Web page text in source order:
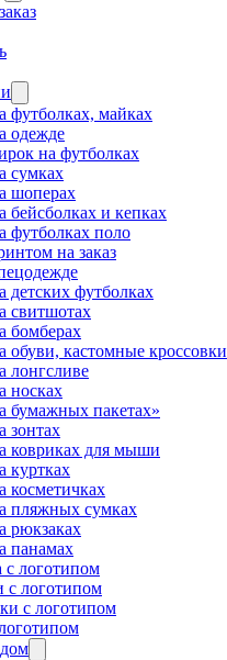
футболках, майках
одежде
на футболках
сумках
шоперах
бейсболках и кепках
футболках поло
на заказ
детских футболках
свитшотах
бомберах
обуви, кастомные кроссовки
лонгсливе
носках
бумажных пакетах»
зонтах
ковриках для мыши
куртках
косметичках
пляжных сумках
рюкзаках
панамах
с логотипом
с логотипом
с логотипом